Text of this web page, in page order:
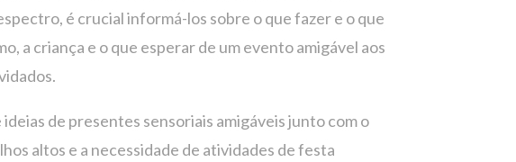
é crucial informá-los sobre o que fazer e o que
a criança e o que esperar de um evento amigável aos
de presentes sensoriais amigáveis ​​junto com o
altos e a necessidade de atividades de festa